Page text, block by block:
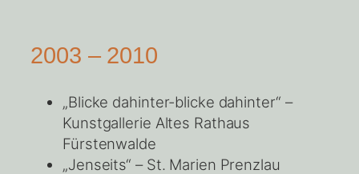
2003 – 2010
„Blicke dahinter-blicke dahinter“ –
Kunstgallerie Altes Rathaus
Fürstenwalde
„Jenseits“ – St. Marien Prenzlau